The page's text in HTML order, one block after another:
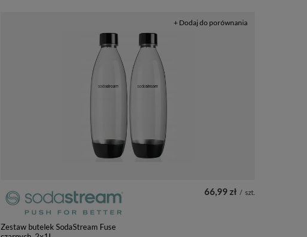
Zestaw butelek SodaStream Fuse
66,99 zł / szt.
+ Dodaj do porównania